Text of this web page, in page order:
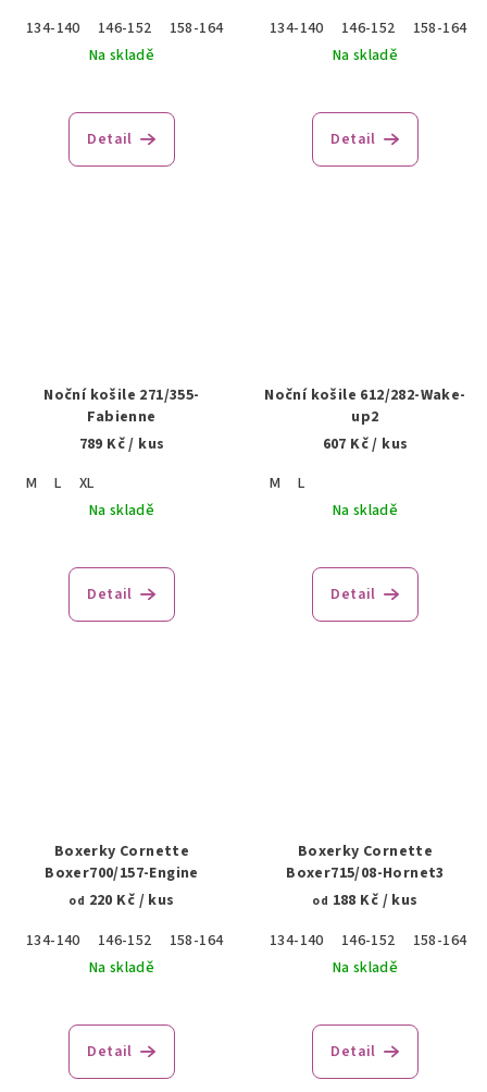
134-140
146-152 158-164
176
Na skladě
Detail
134-140
146-152 158-164
Na skladě
Detail
Noční košile 271/355-
Fabienne
789 Kč/ kus
M
L
XL
Na skladě
Detail
Noční košile 612/282-Wake-
up2
607 Kč/ kus
M
L
Na skladě
Detail
Boxerky Cornette
Boxer700/157-Engine
od 220 Kč / kus
134-140
146-152 158-164
176
Na skladě
Detail
Boxerky Cornette
Boxer715/08-Hornet3
od 188 Kč / kus
134-140
146-152 158-164
Na skladě
Detail